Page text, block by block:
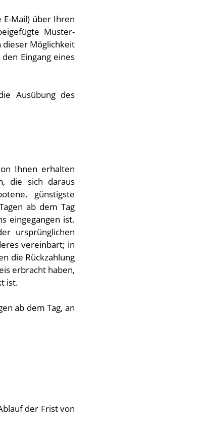
Mail) über Ihren
Muster-
Möglichkeit
Eingang eines
Ausübung des
Ihnen erhalten
die sich daraus
günstigste
ab dem Tag
eingegangen ist.
ursprünglichen
vereinbart; in
die Rückzahlung
erbracht haben,
ist.
ab dem Tag, an
der Frist von